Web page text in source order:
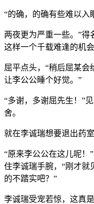
“的确，的确有些难以入
两夜更为严重一些。”得
这样一个千载难逢的机会
屈平点头，“稍后屈某
让李公公睡个好觉。”
“多谢，多谢屈先生！”
舍。
就在李诚瑞想要退出药
“原来李公公在这儿呢！
住李诚瑞手腕，“刚才就
的不踏实吧？”
李诚瑞受宠若惊，这真